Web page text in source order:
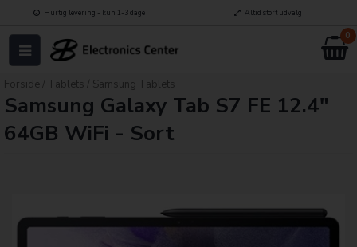
Hurtig levering - kun 1-3 dage Altid stort udvalg
0
Forside Tablets Samsung Tablets
Samsung Galaxy Tab S7 FE 12.4"
64GB WiFi - Sort